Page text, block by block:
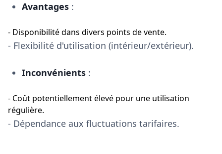
Avantages :
- Disponibilité dans divers points de vente.
- Flexibilité d'utilisation (intérieur/extérieur).
Inconvénients :
- Coût potentiellement élevé pour une utilisation
régulière.
- Dépendance aux fluctuations tarifaires.